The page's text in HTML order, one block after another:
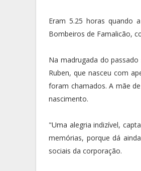
Eram 5.25 horas quando
Bombeiros de Famalicão,
Na madrugada do
Ruben, que nasceu com
foram chamados. A mãe
nascimento.
"Uma alegria indizível,
memórias, porque dá
sociais da corporação.